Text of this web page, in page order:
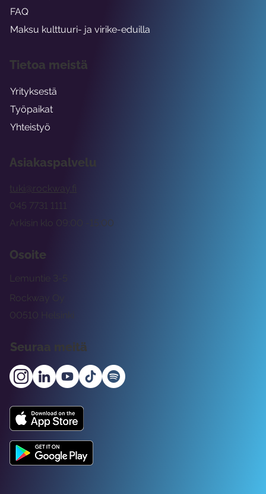
Asiakaspalvelu
tuki@rockway.fi
Arkisin klo 09:00 -15:00
045 7731 1111
Osoite
Rockway Oy
Lemuntie 3-5
00510 Helsinki
Seuraa meitä
FAQ
Maksu kulttuuri- ja virike-eduilla
Tietoa meistä
Yrityksestä
Työpaikat
Yhteistyö